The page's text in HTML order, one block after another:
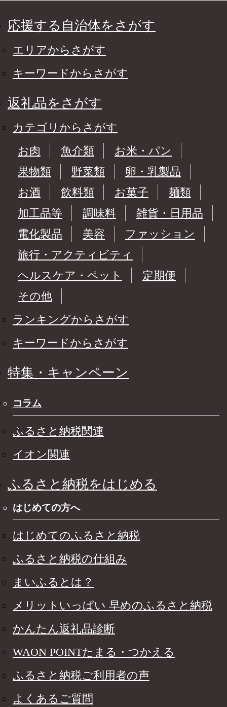
応援する自治体をさがす
エリアからさがす
キーワードからさがす
返礼品をさがす
カテゴリからさがす
お肉
魚介類
お米・パン
果物類
野菜類
卵・乳製品
お酒
飲料類 お菓子
麺類
加工品等
調味料
雑貨・日用品
電化製品
美容
ファッション
旅行・アクティビティ
ヘルスケア・ペット
定期便
その他
ランキングからさがす
キーワードからさがす
特集・キャンペーン
コラム
ふるさと納税関連
イオン関連
ふるさと納税をはじめる
はじめての方へ
はじめてのふるさと納税
ふるさと納税の仕組み
まいふるとは？
メリットいっぱい 早めのふるさと納税
かんたん返礼品診断
WAON POINTたまる・つかえる
ふるさと納税ご利用者の声
よくあるご質問